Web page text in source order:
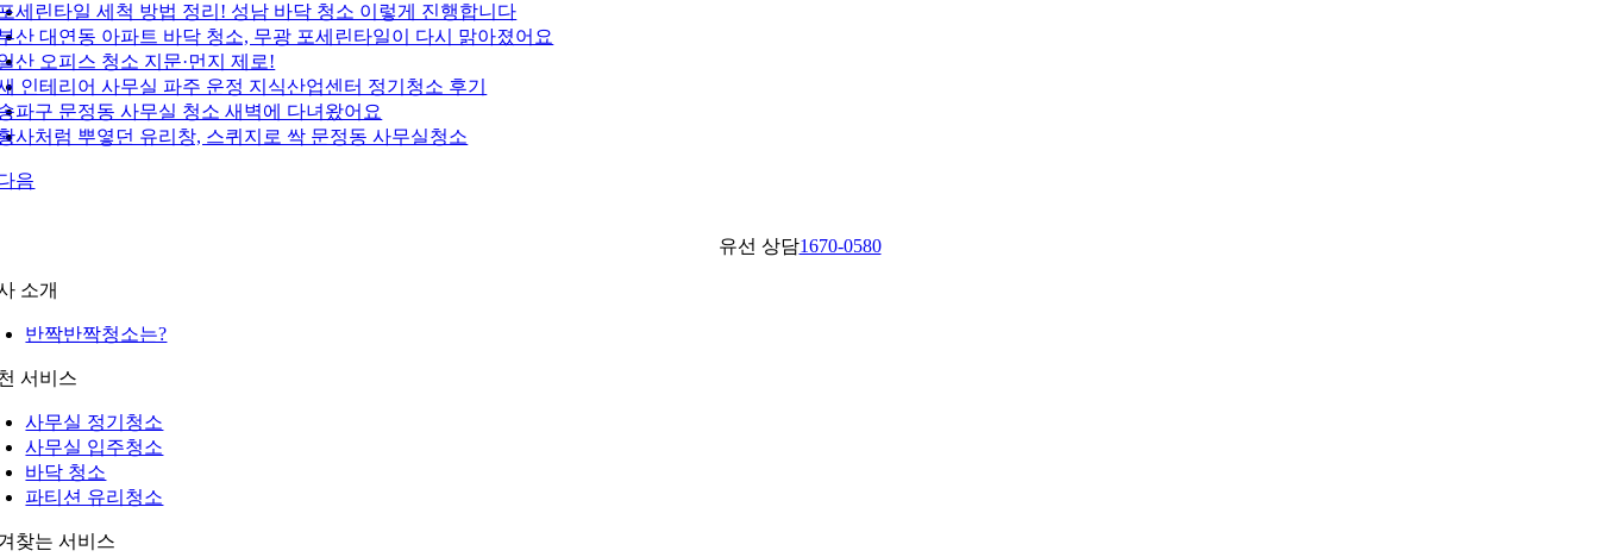
세린타일 세척 방법 정리! 성남 바닥 청소 이렇게 진행합니다
산 대연동 아파트 바닥 청소, 무광 포세린타일이 다시 맑아졌어요
산 오피스 청소 지문·먼지 제로!
인테리어 사무실 파주 운정 지식산업센터 정기청소 후기
파구 문정동 사무실 청소 새벽에 다녀왔어요
사처럼 뿌옇던 유리창, 스퀴지로 싹 문정동 사무실청소
음
유선 상담1670-0580
소개
반짝반짝청소는?
서비스
사무실 정기청소
사무실 입주청소
바닥 청소
파티션 유리청소
찾는 서비스